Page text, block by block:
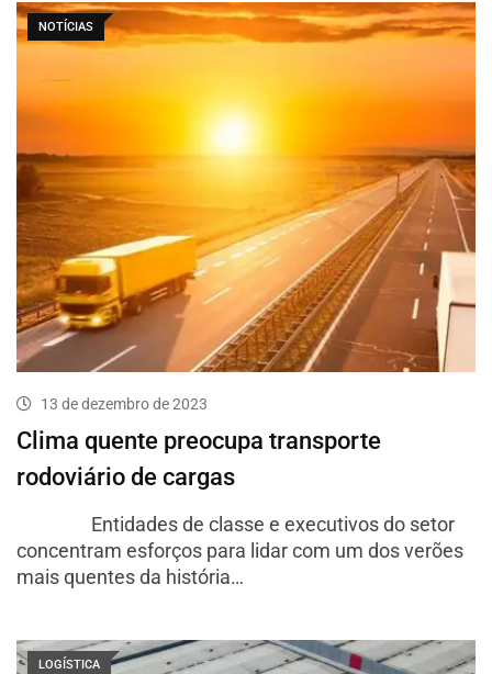
NOTÍCIAS
13 de dezembro de 2023
Clima quente preocupa transporte
rodoviário de cargas
Entidades de classe e executivos do setor
concentram esforços para lidar com um dos verões
mais quentes da história…
LOGÍSTICA